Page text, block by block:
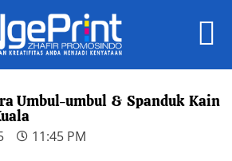
Umbul-umbul & Spanduk Kain
11:45 PM